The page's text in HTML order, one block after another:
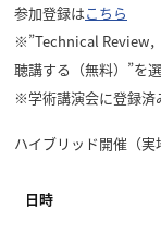
参加登録はこちら
※”Technical Review
聴講する（無料）”を
※学術講演会に登録済
ハイブリッド開催（実
日時